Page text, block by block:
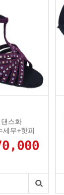
스화
무+핫피